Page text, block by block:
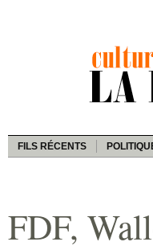
FILS RÉCENTS
FDF,